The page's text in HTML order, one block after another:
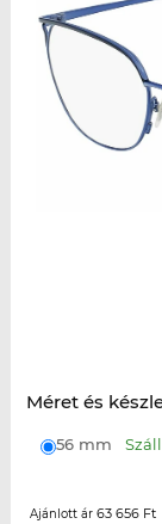
Méret és
56 mm
Ajánlott ár 63 656 Ft